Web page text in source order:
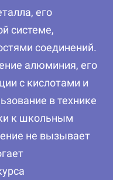
его
системе,
соединений.
алюминия, его
с кислотами и
в технике
к школьным
не вызывает